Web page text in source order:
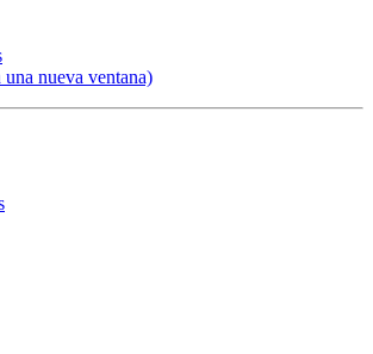
una nueva ventana)